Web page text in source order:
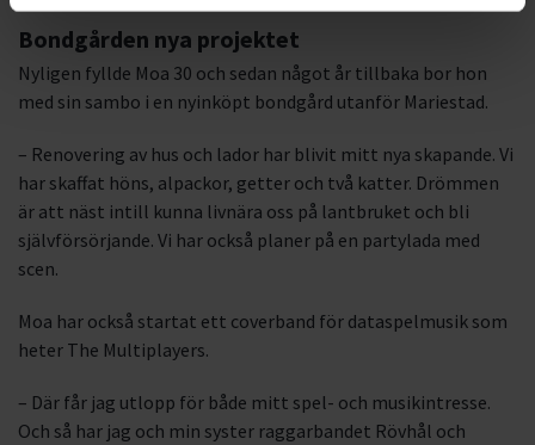
Bondgården nya projektet
Nyligen fyllde Moa 30 och sedan något år tillbaka bor hon
med sin sambo i en nyinköpt bondgård utanför Mariestad.
– Renovering av hus och lador har blivit mitt nya skapande. Vi
har skaffat höns, alpackor, getter och två katter. Drömmen
är att näst intill kunna livnära oss på lantbruket och bli
självförsörjande. Vi har också planer på en partylada med
scen.
Moa har också startat ett coverband för dataspelmusik som
heter The Multiplayers.
– Där får jag utlopp för både mitt spel- och musikintresse.
Och så har jag och min syster raggarbandet Rövhål och